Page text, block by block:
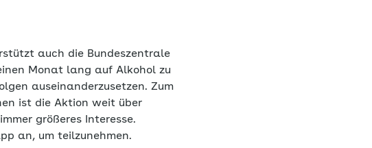
auch die Bundeszentrale
Monat lang auf Alkohol zu
auseinanderzusetzen. Zum
ist die Aktion weit über
größeres Interesse.
an, um teilzunehmen.